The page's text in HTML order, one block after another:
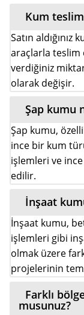
Kum
Satın
araçlarla teslim
verdiğiniz
olarak değişir.
Şap kumu
Şap kumu,
ince bir kum
işlemleri ve
edilir.
İnşaat
İnşaat kumu,
işlemleri gibi
olmak üzere
projelerinin
Farklı
musunuz?